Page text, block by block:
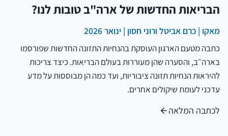
הבריאות החדשות של ארה"ב טובות לנו?
מאקו | כרם אביטל ורוני חסון | ינואר 2026
כתבה מטעם הארגון העוסקת בהנחיות התזונה החדשות שפורסמו
בארה״ב, והסערה שהן מעוררות בעולם הבריאות. כיצד צריכות
להיראות הנחיות תזונה ציבוריות, ועד כמה הן מבוססות על מדע
עדכני לעומת שיקולים אחרים.
לכתבה המלאה